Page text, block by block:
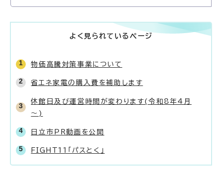
よく見られているページ
物価高騰対策事業について
省エネ家電の購入費を補助します
休館日及び運営時間が変わります(令和8年4月
～)
日立市PR動画を公開
FIGHT11「パスとく」